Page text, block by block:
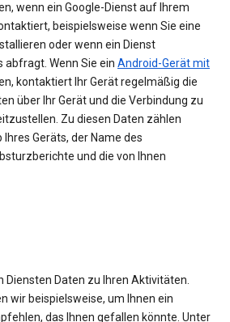
wenn ein Google-Dienst auf Ihrem
beispielsweise wenn Sie eine
oder wenn ein Dienst
Wenn Sie ein Android-Gerät mit
kontaktiert Ihr Gerät regelmäßig die
über Ihr Gerät und die Verbindung zu
Zu diesen Daten zählen
Geräts, der Name des
und die von Ihnen
Diensten Daten zu Ihren Aktivitäten.
wir beispielsweise, um Ihnen ein
das Ihnen gefallen könnte. Unter